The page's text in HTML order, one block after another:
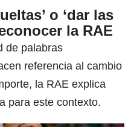
o ‘dar las
la RAE
de palabras
referencia al cambio
la RAE explica
para este contexto.